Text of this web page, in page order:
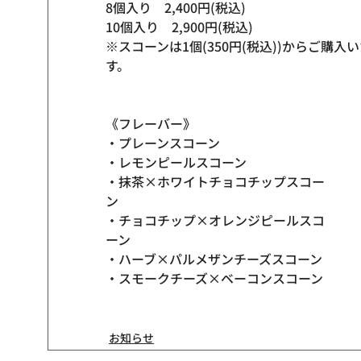
8個入り　2,400円(税込)
10個入り　2,900円(税込)
※スコーンは1個(350円(税込))からご購入
す。
《フレーバー》
・プレーンスコーン
・レモンピールスコーン
・抹茶×ホワイトチョコチップスコー
ン
・チョコチップ×オレンジピールスコ
ーン
・ハーブ×パルメザンチーズスコーン
・スモークチーズ×ベーコンスコーン
お知らせ